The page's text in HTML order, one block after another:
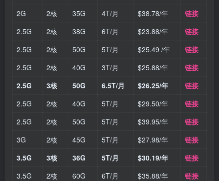
2G
2核 35G 4T/月 $38.78/年
链接
2.5G
2核 38G 6T/月 $23.88/年
链接
2.5G
2核 50G 5T/月 $25.49 /年
链接
2.5G
2核 40G 3T/月 $25.88/年
链接
2.5G
3核 50G 6.5T/月 $26.25/年
链接
2.5G
2核 40G 5T/月 $29.50/年
链接
2.5G
2核 50G 5T/月 $39.95/年
链接
3G
2核 45G 5T/月 $27.98/年
链接
3.5G
3核 36G 5T/月 $30.19/年
链接
3.5G
2核 60G 6T/月 $35.88/年
链接